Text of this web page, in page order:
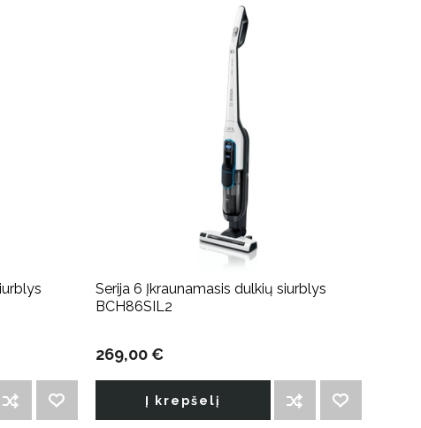
Serija 6 Įkraunamasis dulkių siurblys
BCH86SIL2
269,00 €
Į krepšelį